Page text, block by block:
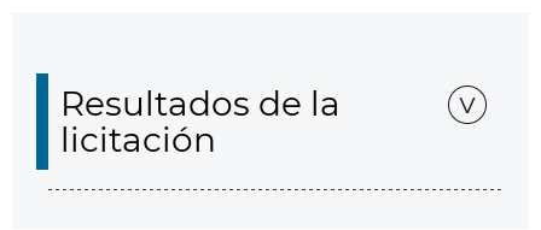
Resultados de la
licitación